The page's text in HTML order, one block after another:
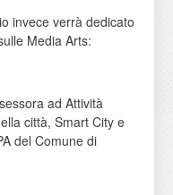
invece verrà dedicato
Media Arts:
ad Attività
città, Smart City e
del Comune di